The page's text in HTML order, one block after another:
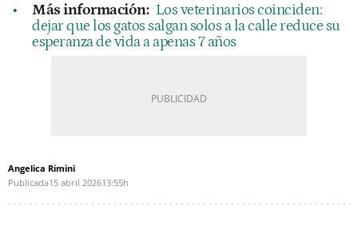
Más información: Los veterinarios coinciden:
dejar que los gatos salgan solos a la calle reduce su
esperanza de vida a apenas 7 años
Angelica Rimini
Publicada15 abril 202613:55h